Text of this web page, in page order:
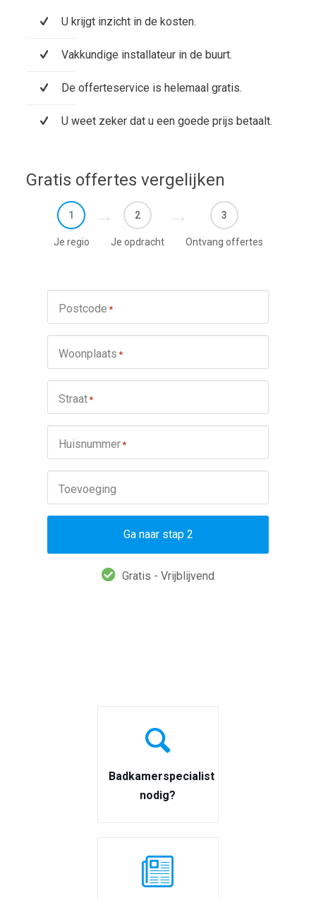
U krijgt inzicht in de kosten.
Vakkundige installateur in de buurt.
De offerteservice is helemaal gratis.
U weet zeker dat u een goede prijs betaalt.
Gratis offertes vergelijken
1
Je regio
2
Je opdracht
3
Ontvang offertes
Postcode *
Woonplaats *
Straat*
Huisnummer*
Toevoeging
Ga naar stap 2
Gratis - Vrijblijvend
Badkamerspecialist
nodig?